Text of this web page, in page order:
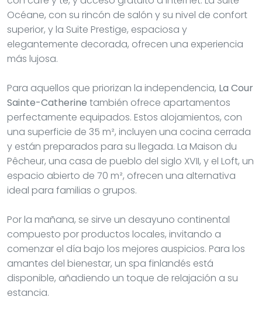
Océane, con su rincón de salón y su nivel de confort
superior, y la Suite Prestige, espaciosa y
elegantemente decorada, ofrecen una experiencia
más lujosa.
Para aquellos que priorizan la independencia, La Cour
Sainte-Catherine también ofrece apartamentos
perfectamente equipados. Estos alojamientos, con
una superficie de 35 m², incluyen una cocina cerrada
y están preparados para su llegada. La Maison du
Pêcheur, una casa de pueblo del siglo XVII, y el Loft, un
espacio abierto de 70 m², ofrecen una alternativa
ideal para familias o grupos.
Por la mañana, se sirve un desayuno continental
compuesto por productos locales, invitando a
comenzar el día bajo los mejores auspicios. Para los
amantes del bienestar, un spa finlandés está
disponible, añadiendo un toque de relajación a su
estancia.